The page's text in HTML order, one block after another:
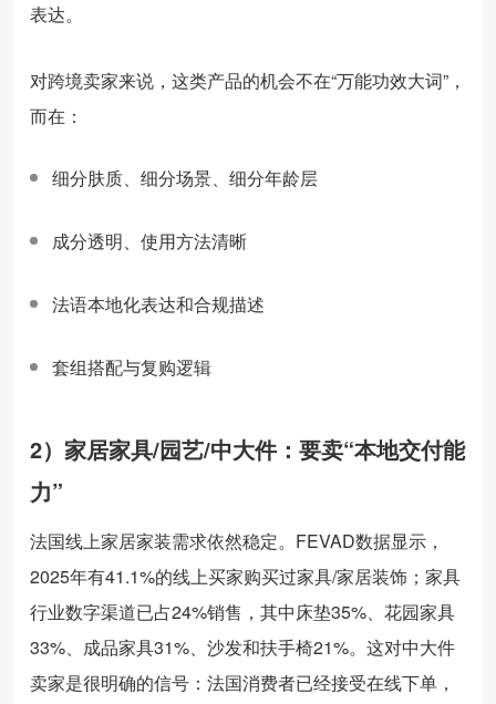
表达。
对跨境卖家来说，这类产品的机会不在“万能功效大词”，
而在：
细分肤质、细分场景、细分年龄层
成分透明、使用方法清晰
法语本地化表达和合规描述
套组搭配与复购逻辑
2）家居家具/园艺/中大件：要卖“本地交付能
力”
法国线上家居家装需求依然稳定。FEVAD数据显示，
2025年有41.1%的线上买家购买过家具/家居装饰；家具
行业数字渠道已占24%销售，其中床垫35%、花园家具
33%、成品家具31%、沙发和扶手椅21%。这对中大件
卖家是很明确的信号：法国消费者已经接受在线下单，